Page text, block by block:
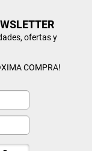
ofertas y
COMPRA!